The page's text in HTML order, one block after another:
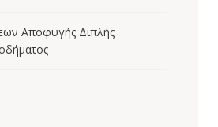
Αποφυγής Διπλής